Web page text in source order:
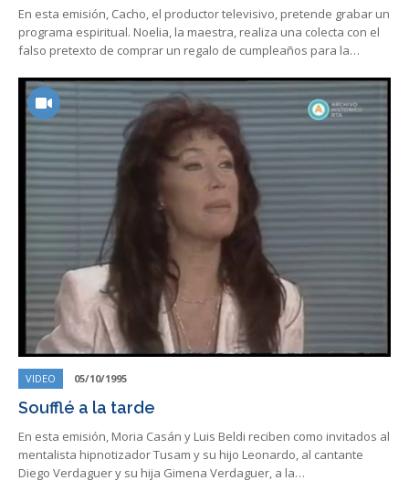
En esta emisión, Cacho, el productor televisivo, pretende grabar un
programa espiritual. Noelia, la maestra, realiza una colecta con el
falso pretexto de comprar un regalo de cumpleaños para la…
VIDEO 05/10/1995
Soufflé a la tarde
En esta emisión, Moria Casán y Luis Beldi reciben como invitados al
mentalista hipnotizador Tusam y su hijo Leonardo, al cantante
Diego Verdaguer y su hija Gimena Verdaguer, a la…